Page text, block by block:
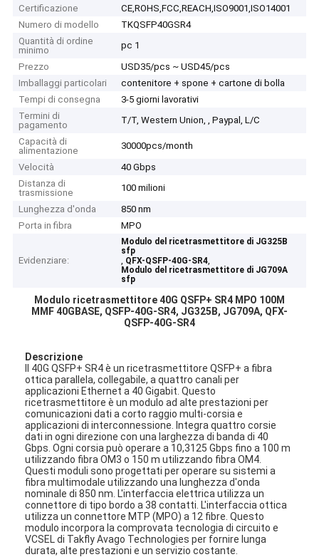
Certificazione
CE,ROHS,FCC,REACH,ISO9001,ISO14001
Numero di modello
TKQSFP40GSR4
Quantità di ordine
minimo
pc 1
Prezzo
USD35/pcs ~ USD45/pcs
Imballaggi particolari
contenitore + spone + cartone di bolla
Tempi di consegna
3-5 giorni lavorativi
Termini di
pagamento
T/T, Western Union, , Paypal, L/C
Capacità di
alimentazione
30000pcs/month
Velocità
40 Gbps
Distanza di
trasmissione
100 milioni
Lunghezza d'onda
850 nm
Porta in fibra
MPO
Evidenziare:
Modulo del ricetrasmettitore di JG325B
sfp
, QFX-QSFP-40G-SR4,
Modulo del ricetrasmettitore di JG709A
sfp
Modulo ricetrasmettitore 40G QSFP+ SR4 MPO 100M
MMF 40GBASE, QSFP-40G-SR4, JG325B, JG709A, QFX-
QSFP-40G-SR4
Descrizione
Il 40G QSFP+ SR4 è un ricetrasmettitore QSFP+ a fibra
ottica parallela, collegabile, a quattro canali per
applicazioni Ethernet a 40 Gigabit. Questo
ricetrasmettitore è un modulo ad alte prestazioni per
comunicazioni dati a corto raggio multi-corsia e
applicazioni di interconnessione. Integra quattro corsie
dati in ogni direzione con una larghezza di banda di 40
Gbps. Ogni corsia può operare a 10,3125 Gbps fino a 100 m
utilizzando fibra OM3 o 150 m utilizzando fibra OM4.
Questi moduli sono progettati per operare su sistemi a
fibra multimodale utilizzando una lunghezza d'onda
nominale di 850 nm. L'interfaccia elettrica utilizza un
connettore di tipo bordo a 38 contatti. L'interfaccia ottica
utilizza un connettore MTP (MPO) a 12 fibre. Questo
modulo incorpora la comprovata tecnologia di circuito e
VCSEL di Takfly Avago Technologies per fornire lunga
durata, alte prestazioni e un servizio costante.